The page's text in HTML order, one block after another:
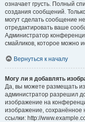
означает грусть. Полный
создания сообщений.
могут сделать сообщение
отредактировать ваше
Администратор
смайликов, которое можно
Вернуться к началу
Могу ли я добавлять
Да, вы можете размещать
администратор разрешил
изображение на
изображение,
ссылки: http://